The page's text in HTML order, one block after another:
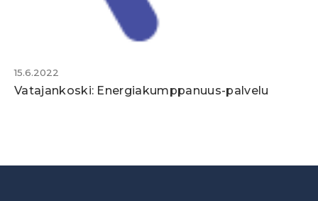
15.6.2022
Vatajankoski: Energiakumppanuus-palvelu